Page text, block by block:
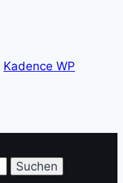
Kadence WP